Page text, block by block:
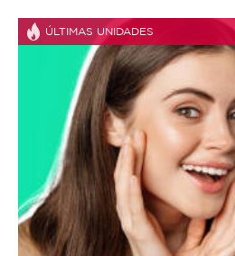
ÚLTIMAS UNIDADES